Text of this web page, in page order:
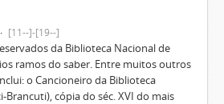
[11--]-[19--]
da Biblioteca Nacional de
ramos do saber. Entre muitos outros
o Cancioneiro da Biblioteca
Brancuti), cópia do séc. XVI do mais